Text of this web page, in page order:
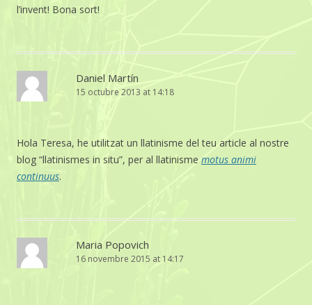
l’invent! Bona sort!
Daniel Martín
15 octubre 2013 at 14:18
Hola Teresa, he utilitzat un llatinisme del teu article al nostre
blog “llatinismes in situ”, per al llatinisme motus animi
continuus.
Maria Popovich
16 novembre 2015 at 14:17